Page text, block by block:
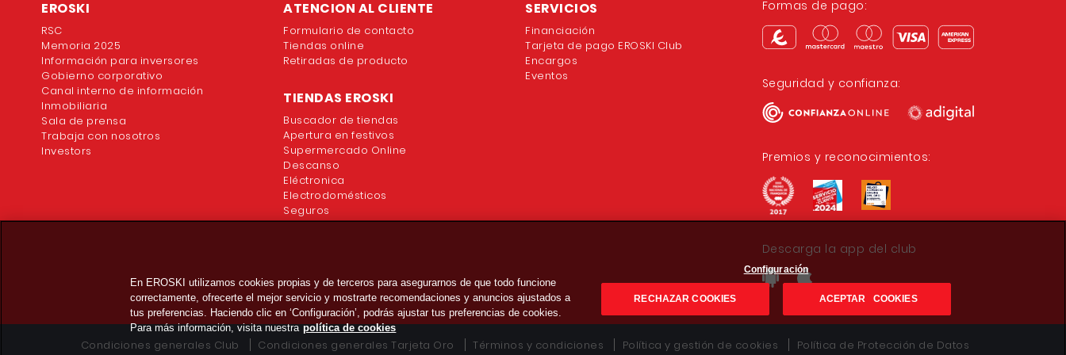
EROSKI
RSC
Memoria 2025
Información para inversores
Gobierno corporativo
Canal interno de información
Inmobiliaria
Sala de prensa
Trabaja con nosotros
Investors
ATENCION AL CLIENTE
Formulario de contacto
Tiendas online
Retiradas de producto
TIENDAS EROSKI
Buscador de tiendas
Apertura en festivos
Supermercado Online
Descanso
Eléctronica
Electrodomésticos
Seguros
SERVICIOS
Financiación
Tarjeta de pago EROSKI Club
Encargos
Eventos
Formas de pago:
Seguridad y confianza:
Premios y reconocimientos:
Descarga la app del club
Condiciones generales Club Condiciones generales Tarjeta Oro Términos y condiciones Política y gestión de cookies Política de Protección de Datos
En EROSKI utilizamos cookies propias y de terceros para asegurarnos de que todo funcione
correctamente, ofrecerte el mejor servicio y mostrarte recomendaciones y anuncios ajustados a
tus preferencias. Haciendo clic en ‘Configuración’, podrás ajustar tus preferencias de cookies.
Para más información, visita nuestra política de cookies
Configuración
RECHAZAR COOKIES ACEPTAR COOKIES